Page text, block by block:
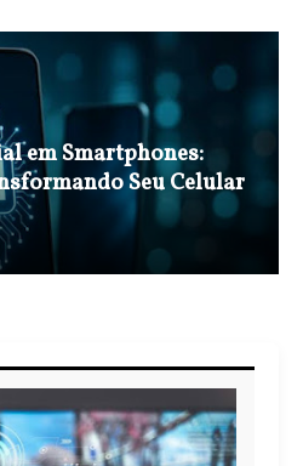
em Smartphones:
Seu Celular